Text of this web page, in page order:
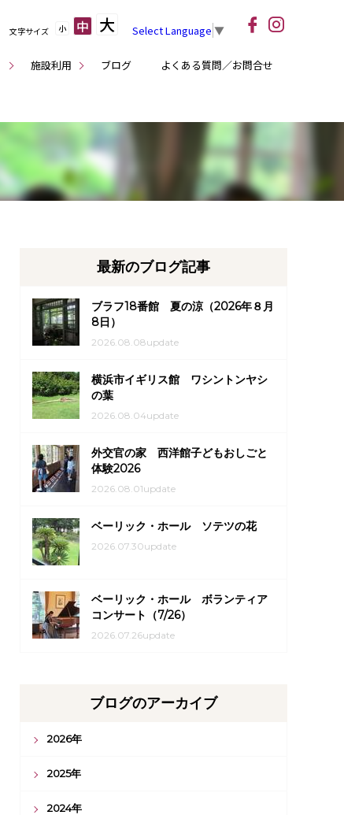
施設利用 ブログ よくある質問／お問合せ
文字サイズ 小 中 大 Select Language ▼
最新のブログ記事
ブラフ18番館 夏の涼（2026年８月
8日）
2026.08.08update
横浜市イギリス館 ワシントンヤシ
の葉
2026.08.04update
外交官の家 西洋館子どもおしごと
体験2026
2026.08.01update
ベーリック・ホール ソテツの花
2026.07.30update
ベーリック・ホール ボランティア
コンサート（7/26）
2026.07.26update
ブログのアーカイブ
2026年
2025年
2024年